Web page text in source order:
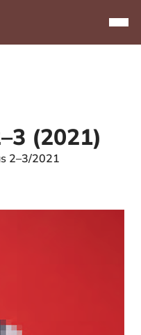
(2021)
2–3/2021